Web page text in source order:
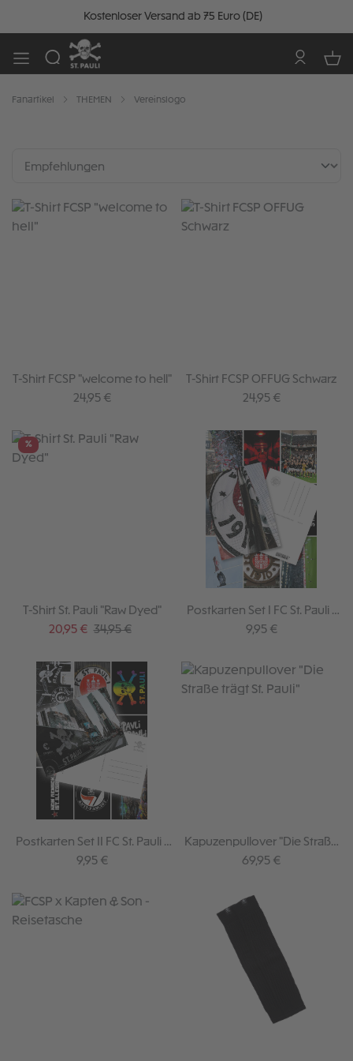
Kostenloser Versand ab 75 Euro (DE)
Fanartikel THEMEN Vereinslogo
T-Shirt FCSP "welcome to hell"
Regulärer Preis:
24,95 €
T-Shirt FCSP OFFUG Schwarz
Regulärer Preis:
24,95 €
%
T-Shirt St. Pauli "Raw Dyed"
Verkaufspreis:
20,95 € Regulärer Preis:
34,95 €
Postkarten Set I FC St. Pauli -
10 Stück
Regulärer Preis:
9,95 €
Postkarten Set II FC St. Pauli -
10 Stück
Regulärer Preis:
9,95 €
Kapuzenpullover "Die Straße
trägt St. Pauli"
Regulärer Preis:
69,95 €